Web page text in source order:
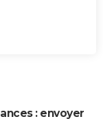
: envoyer